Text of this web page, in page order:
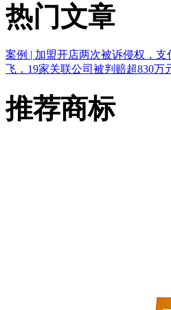
热门文章
案例 | 加盟开店两次被诉侵权，支
飞，19家关联公司被判赔超830万
推荐商标